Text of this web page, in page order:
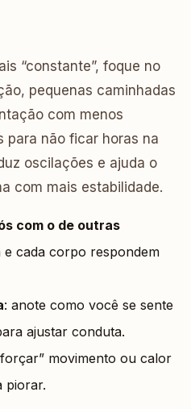
“constante”, foque no
pequenas caminhadas
com menos
para não ficar horas na
oscilações e ajuda o
com mais estabilidade.
com o de outras
e cada corpo respondem
: anote como você se sente
ajustar conduta.
movimento ou calor
piorar.